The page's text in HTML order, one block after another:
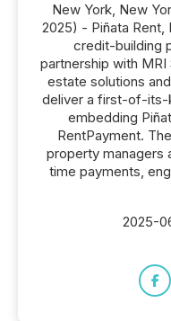
New York, New
2025) - Piñata Rent,
credit-building
partnership with MRI
estate solutions
deliver a first-of-its-
embedding
RentPayment.
property managers
time payments,
2025-